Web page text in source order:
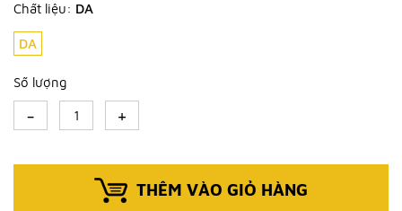
Chất liệu: DA
DA
Số lượng
- +
THÊM VÀO GIỎ HÀNG